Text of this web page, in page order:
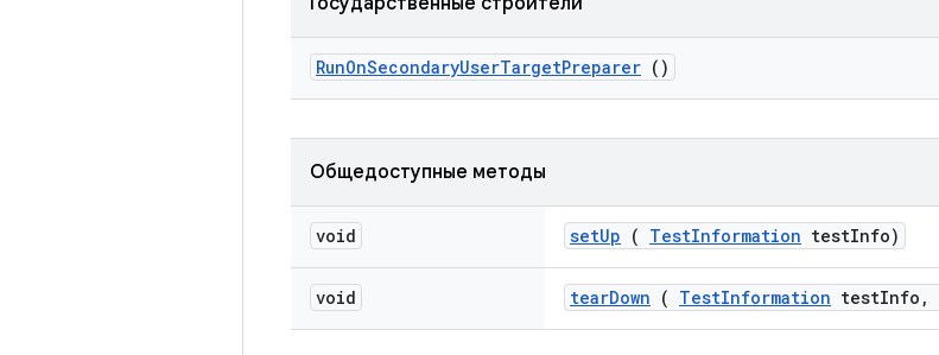
RunOnSecondaryUserTargetPreparer ()
Общедоступные методы
void setUp ( TestInformation testInfo)
void tearDown ( TestInformation testInfo ,